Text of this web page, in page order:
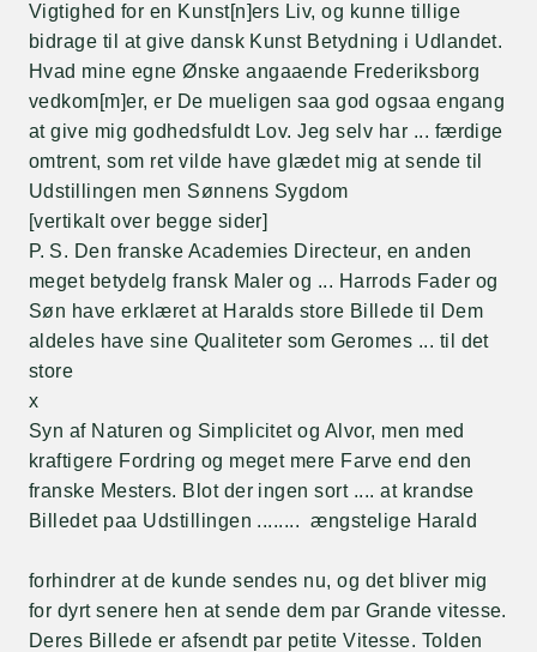
Vigtighed for en Kunst[n]ers Liv, og kunne tillige
bidrage til at give dansk Kunst Betydning i Udlandet.
Hvad mine egne Ønske angaaende Frederiksborg
vedkom[m]er, er De mueligen saa god ogsaa engang
at give mig godhedsfuldt Lov. Jeg selv har ... færdige
omtrent, som ret vilde have glædet mig at sende til
Udstillingen men Sønnens Sygdom
[vertikalt over begge sider]
P. S. Den franske Academies Directeur, en anden
meget betydelg fransk Maler og ... Harrods Fader og
Søn have erklæret at Haralds store Billede til Dem
aldeles have sine Qualiteter som Geromes ... til det
store
x
Syn af Naturen og Simplicitet og Alvor, men med
kraftigere Fordring og meget mere Farve end den
franske Mesters. Blot der ingen sort .... at krandse
Billedet paa Udstillingen ........ ængstelige Harald
forhindrer at de kunde sendes nu, og det bliver mig
for dyrt senere hen at sende dem par Grande vitesse.
Deres Billede er afsendt par petite Vitesse. Tolden